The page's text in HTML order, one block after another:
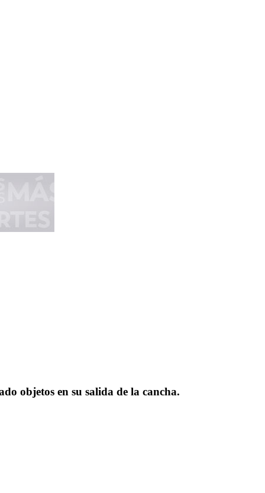
objetos en su salida de la cancha.